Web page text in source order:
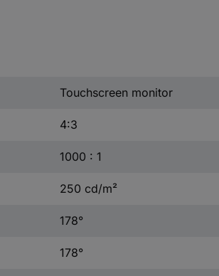
Touchscreen monitor
4:3
1000 : 1
250 cd/m²
178°
178°